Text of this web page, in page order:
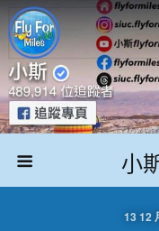
小
13 12